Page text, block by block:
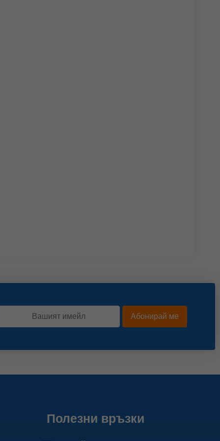
Абонирай ме
Полезни връзки